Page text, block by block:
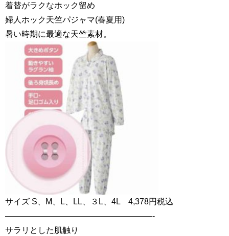
着替がラクなホック留め
婦人ホック天竺パジャマ(春夏用)
暑い時期に最適な天竺素材。
サイズ S、M、L、LL、３L、4L 4,378円税込
——————————————————-
サラリとした肌触り